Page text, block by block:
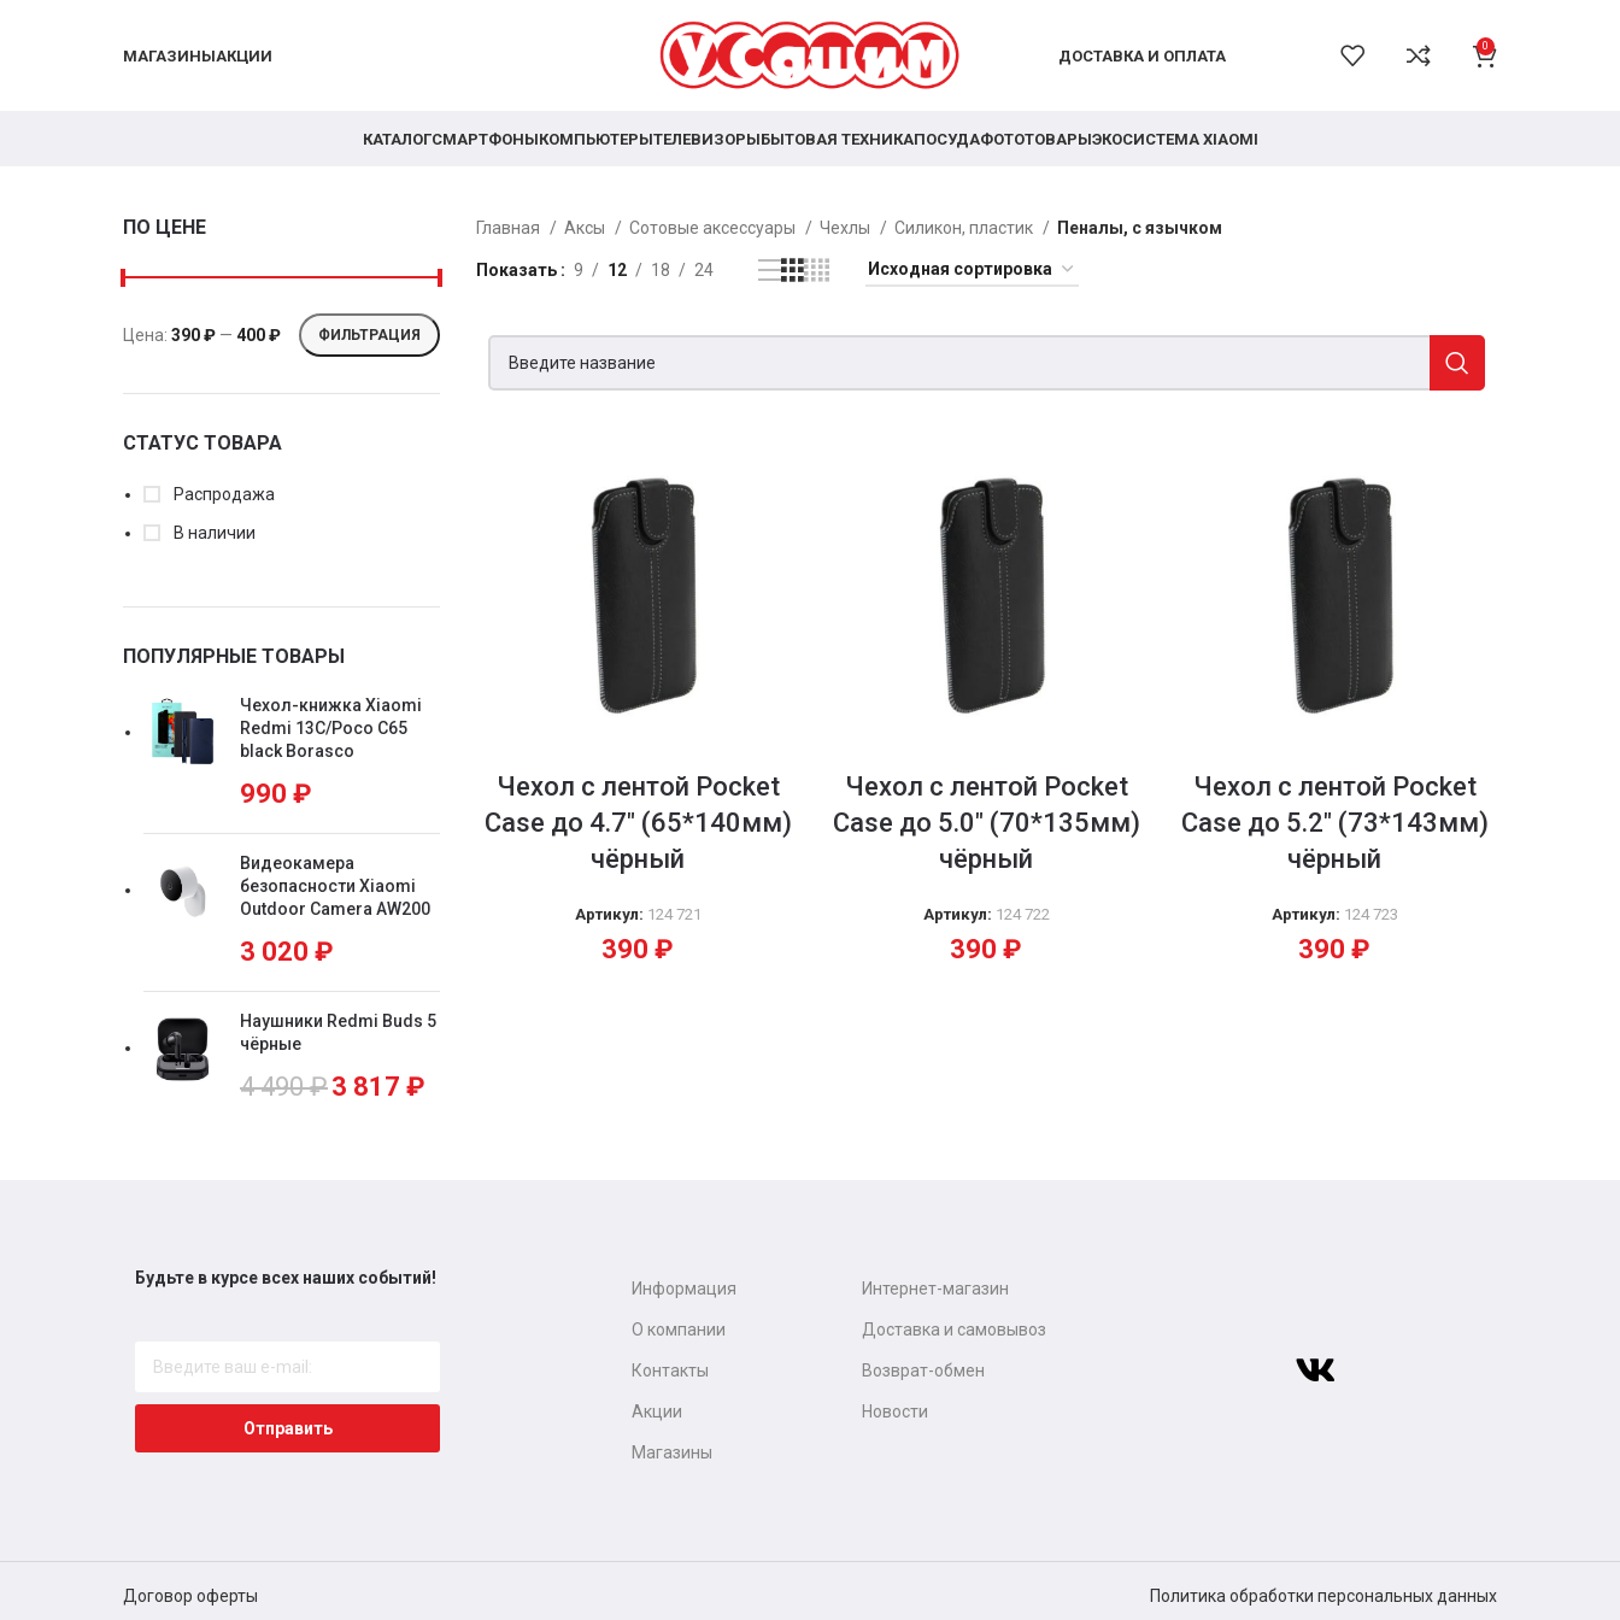
МАГАЗИНЫАКЦИИ ДОСТАВКА И ОПЛАТА
0
КАТАЛОГСМАРТФОНЫКОМПЬЮТЕРЫТЕЛЕВИЗОРЫБЫТОВАЯ ТЕХНИКАПОСУДАФОТОТОВАРЫЭКОСИСТЕМА XIAOMI
ПО ЦЕНЕ
ФИЛЬТРАЦИЯ
Цена: 390 ₽ — 400 ₽
СТАТУС ТОВАРА
Распродажа
В наличии
ПОПУЛЯРНЫЕ ТОВАРЫ
Чехол-книжка Xiaomi
Redmi 13C/Poco C65
black Borasco
990 ₽
Видеокамера
безопасности Xiaomi
Outdoor Camera AW200
3 020 ₽
Наушники Redmi Buds 5
чёрные
4 490₽3 817 ₽
Главная Аксы Сотовые аксессуары Чехлы Силикон, пластик Пеналы, с язычком
Показать 9 12 18 24
Чехол с лентой Pocket
Case до 4.7″ (65*140мм)
чёрный
Артикул: 124 721
390₽
Чехол с лентой Pocket
Case до 5.0″ (70*135мм)
чёрный
Артикул: 124 722
390₽
Чехол с лентой Pocket
Case до 5.2″ (73*143мм)
чёрный
Артикул: 124 723
390₽
Будьте в курсе всех наших событий!
Отправить
Информация
О компании
Контакты
Акции
Магазины
Интернет-магазин
Доставка и самовывоз
Возврат-обмен
Новости
Договор оферты Политика обработки персональных данных